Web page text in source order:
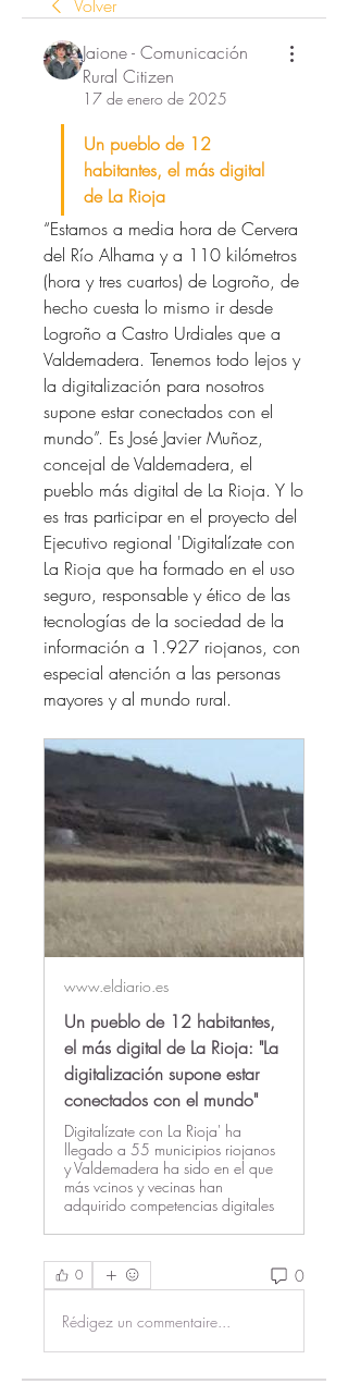
Volver
Jaione - Comunicación
Rural Citizen
17 de enero de 2025
Un pueblo de 12
habitantes, el más digital
de La Rioja
“Estamos a media hora de Cervera
del Río Alhama y a 110 kilómetros
(hora y tres cuartos) de Logroño, de
hecho cuesta lo mismo ir desde
Logroño a Castro Urdiales que a
Valdemadera. Tenemos todo lejos y
la digitalización para nosotros
supone estar conectados con el
mundo”. Es José Javier Muñoz,
concejal de Valdemadera, el
pueblo más digital de La Rioja. Y lo
es tras participar en el proyecto del
Ejecutivo regional 'Digitalízate con
La Rioja que ha formado en el uso
seguro, responsable y ético de las
tecnologías de la sociedad de la
información a 1.927 riojanos, con
especial atención a las personas
mayores y al mundo rural.
www.eldiario.es
Un pueblo de 12 habitantes,
el más digital de La Rioja: "La
digitalización supone estar
conectados con el mundo"
Digitalízate con La Rioja' ha
llegado a 55 municipios riojanos
y Valdemadera ha sido en el que
más vcinos y vecinas han
adquirido competencias digitales
0 0
Rédigez un commentaire...